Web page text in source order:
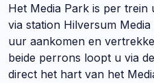
Het Media Park is per trein
via station Hilversum
uur aankomen en
beide perrons loopt u via
direct het hart van het